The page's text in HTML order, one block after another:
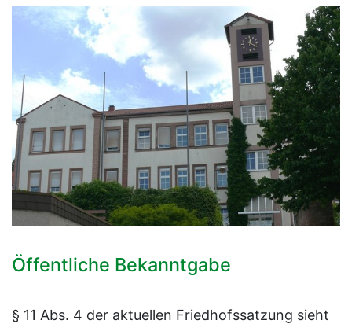
Öffentliche Bekanntgabe
§ 11 Abs. 4 der aktuellen Friedhofssatzung sieht